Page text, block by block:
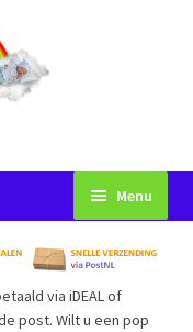
Menu
via iDEAL of
post. Wilt u een pop